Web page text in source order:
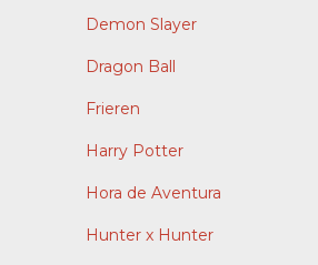
Demon Slayer
Dragon Ball
Frieren
Harry Potter
Hora de Aventura
Hunter x Hunter